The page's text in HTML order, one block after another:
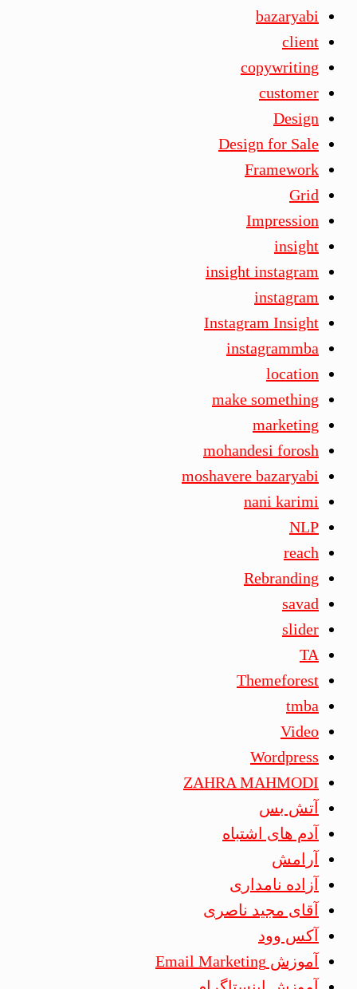
bazaryabi
client
copywriting
customer
Design
Design for Sale
Framework
Grid
Impression
insight
insight instagram
instagram
Instagram Insight
instagrammba
location
make something
marketing
mohandesi forosh
moshavere bazaryabi
nani karimi
NLP
reach
Rebranding
savad
slider
TA
Themeforest
tmba
Video
Wordpress
ZAHRA MAHMODI
آتش بس
آدم های اشتباه
آرامش
آزاده نامداری
آقای مجید ناصری
آکس وود
آموزش Email Marketing